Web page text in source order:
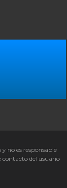
no es responsable
contacto del usuario